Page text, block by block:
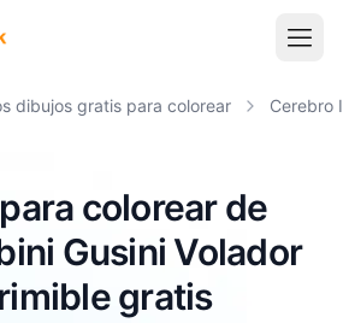
dibujos gratis para colorear Cerebro
colorear de
Gusini Volador
gratis